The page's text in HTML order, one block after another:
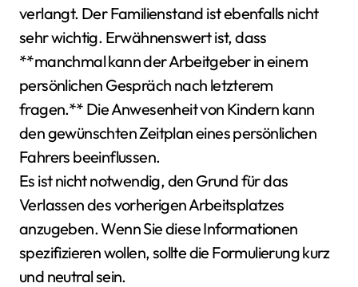
verlangt. Der Familienstand ist ebenfalls nicht
sehr wichtig. Erwähnenswert ist, dass
**manchmal kann der Arbeitgeber in einem
persönlichen Gespräch nach letzterem
fragen.** Die Anwesenheit von Kindern kann
den gewünschten Zeitplan eines persönlichen
Fahrers beeinflussen.
Es ist nicht notwendig, den Grund für das
Verlassen des vorherigen Arbeitsplatzes
anzugeben. Wenn Sie diese Informationen
spezifizieren wollen, sollte die Formulierung kurz
und neutral sein.